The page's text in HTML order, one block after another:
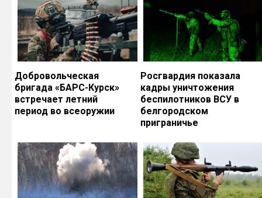
Добровольческая
бригада «БАРС-Курск»
встречает летний
период во всеоружии
Росгвардия показала
кадры уничтожения
беспилотников ВСУ в
белгородском
приграничье